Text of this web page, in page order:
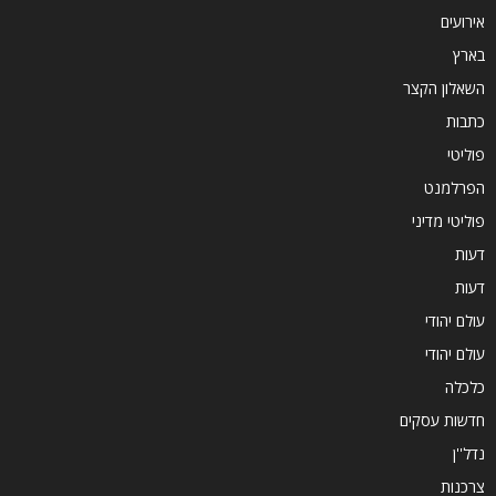
אירועים
בארץ
השאלון הקצר
כתבות
פוליטי
הפרלמנט
פוליטי מדיני
דעות
דעות
עולם יהודי
עולם יהודי
כלכלה
חדשות עסקים
נדל''ן
צרכנות